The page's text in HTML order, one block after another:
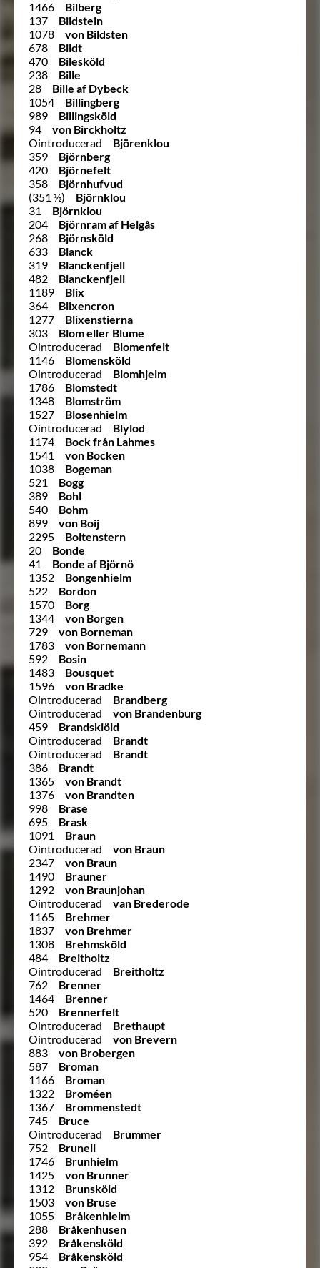
1466
Bilberg
137
Bildstein
1078
von Bildsten
678
Bildt
470
Bilesköld
238
Bille
28
Bille af Dybeck
1054
Billingberg
989
Billingsköld
94
von Birckholtz
Ointroducerad
Björenklou
359
Björnberg
420
Björnefelt
358
Björnhufvud
(351 ½)
Björnklou
31
Björnklou
204
Björnram af Helgås
268
Björnsköld
633
Blanck
319
Blanckenfjell
482
Blanckenfjell
1189
Blix
364
Blixencron
1277
Blixenstierna
303
Blom eller Blume
Ointroducerad
Blomenfelt
1146
Blomensköld
Ointroducerad
Blomhjelm
1786
Blomstedt
1348
Blomström
1527
Blosenhielm
Ointroducerad
Blylod
1174
Bock från Lahmes
1541
von Bocken
1038
Bogeman
521
Bogg
389
Bohl
540
Bohm
899
von Boij
2295
Boltenstern
20
Bonde
41
Bonde af Björnö
1352
Bongenhielm
522
Bordon
1570
Borg
1344
von Borgen
729
von Borneman
1783
von Bornemann
592
Bosin
1483
Bousquet
1596
von Bradke
Ointroducerad
Brandberg
Ointroducerad
von Brandenburg
459
Brandskiöld
Ointroducerad
Brandt
Ointroducerad
Brandt
386
Brandt
1365
von Brandt
1376
von Brandten
998
Brase
695
Brask
1091
Braun
Ointroducerad
von Braun
2347
von Braun
1490
Brauner
1292
von Braunjohan
Ointroducerad
van Brederode
1165
Brehmer
1837
von Brehmer
1308
Brehmsköld
484
Breitholtz
Ointroducerad
Breitholtz
762
Brenner
1464
Brenner
520
Brennerfelt
Ointroducerad
Brethaupt
Ointroducerad
von Brevern
883
von Brobergen
587
Broman
1166
Broman
1322
Broméen
1367
Brommenstedt
745
Bruce
Ointroducerad
Brummer
752
Brunell
1746
Brunhielm
1425
von Brunner
1312
Brunsköld
1503
von Bruse
1055
Bråkenhielm
288
Bråkenhusen
392
Bråkensköld
954
Bråkensköld